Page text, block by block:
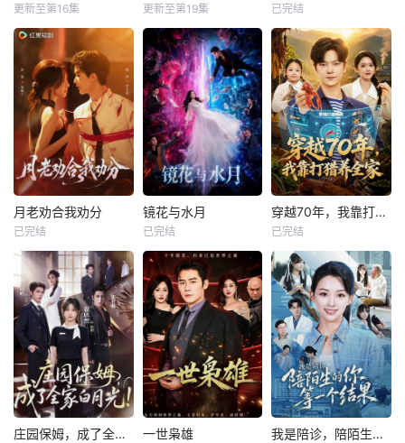
更新至第16集 更新至第19集 已完结
月老劝合我劝分
已完结
镜花与水月
已完结
穿越70年，我靠打猎养全家
已完结
庄园保姆，成了全家白月光 一世枭雄 我是陪诊，陪陌生的你等一个结果